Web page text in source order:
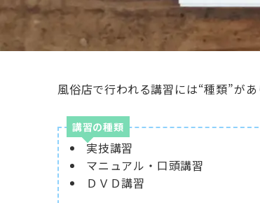
風俗店で行われる講習には“種類”が
講習の種類
実技講習
マニュアル・口頭講習
ＤＶＤ講習